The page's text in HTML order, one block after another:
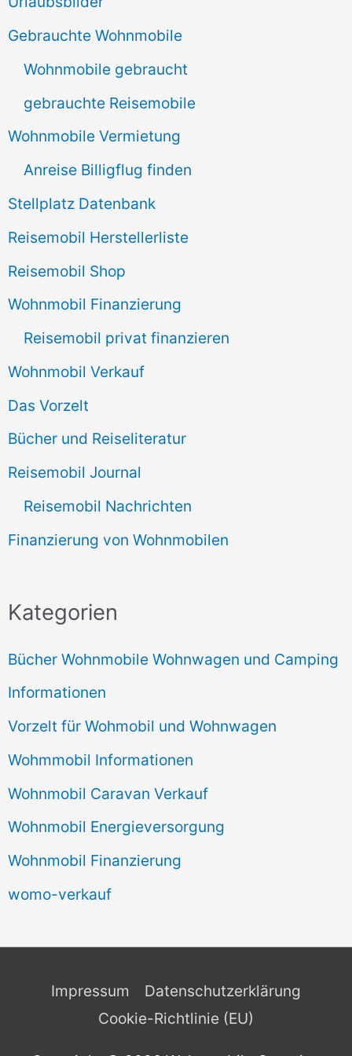
n
Gebrauchte Wohnmobile
Wohnmobile gebraucht
gebrauchte Reisemobile
Wohnmobile Vermietung
Anreise Billigflug finden
Stellplatz Datenbank
Reisemobil Herstellerliste
Reisemobil Shop
Wohnmobil Finanzierung
Reisemobil privat finanzieren
Wohnmobil Verkauf
Das Vorzelt
Bücher und Reiseliteratur
Reisemobil Journal
Reisemobil Nachrichten
Finanzierung von Wohnmobilen
Kategorien
Bücher Wohnmobile Wohnwagen und Camping
Informationen
Vorzelt für Wohmobil und Wohnwagen
Wohmmobil Informationen
Wohnmobil Caravan Verkauf
Wohnmobil Energieversorgung
Wohnmobil Finanzierung
womo-verkauf
Impressum
Datenschutzerklärung
Cookie-Richtlinie (EU)